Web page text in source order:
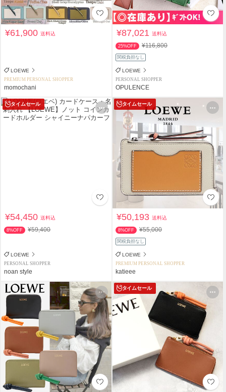
¥61,900送料込
LOEWE
PREMIUM PERSONAL SHOPPER
momochani
¥87,021送料込
25%OFF ¥116,800
関税負担なし
LOEWE
PERSONAL SHOPPER
OPULENCE
タイムセール
¥54,450送料込
8%OFF ¥59,400
LOEWE
PERSONAL SHOPPER
noan style
タイムセール
¥50,193送料込
8%OFF ¥55,000
関税負担なし
LOEWE
PREMIUM PERSONAL SHOPPER
katieee
タイムセール